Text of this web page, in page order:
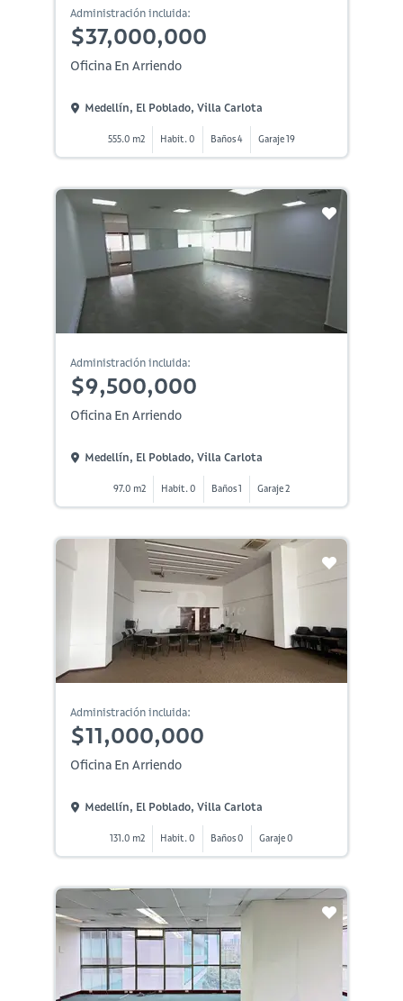
Administración incluida:
$37,000,000
Oficina En Arriendo
Medellín, El Poblado, Villa Carlota
555.0 m2 Habit. 0 Baños 4 Garaje 19
Administración incluida:
$9,500,000
Oficina En Arriendo
Medellín, El Poblado, Villa Carlota
97.0 m2 Habit. 0 Baños 1 Garaje 2
Administración incluida:
$11,000,000
Oficina En Arriendo
Medellín, El Poblado, Villa Carlota
131.0 m2 Habit. 0 Baños 0 Garaje 0